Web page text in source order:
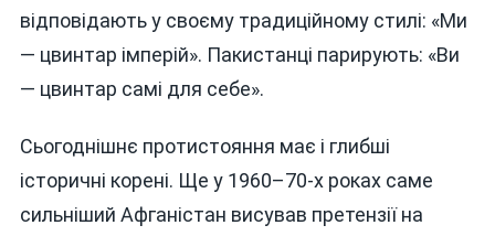
відповідають у своєму традиційному стилі: «Ми
— цвинтар імперій». Пакистанці парирують: «Ви
— цвинтар самі для себе».
Сьогоднішнє протистояння має і глибші
історичні корені. Ще у 1960–70-х роках саме
сильніший Афганістан висував претензії на